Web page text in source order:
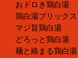
おドロき鶏白湯
鶏白湯ブリックス
マジ旨鶏白湯
どろっと鶏白湯
麺と絡まる鶏白湯